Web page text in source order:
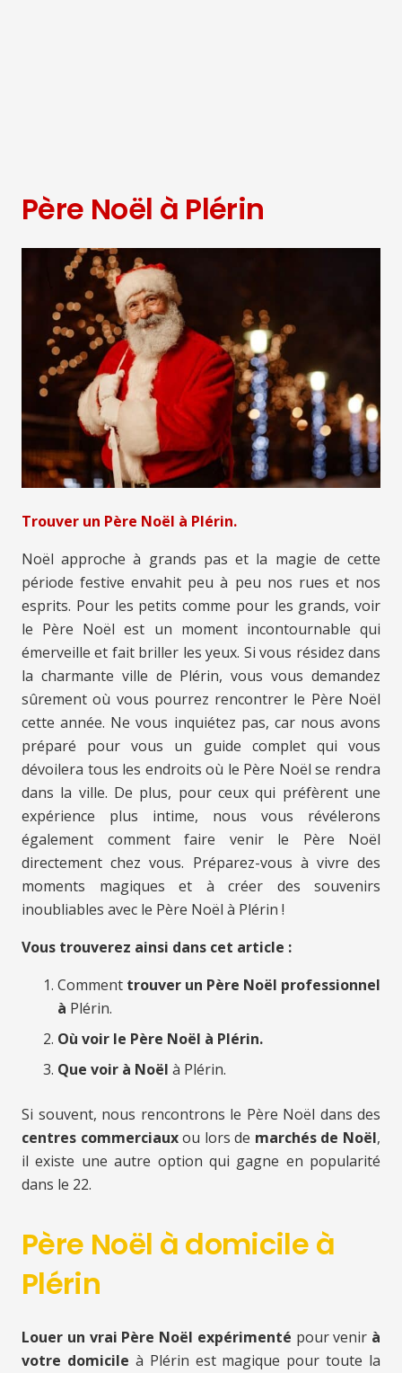
Père Noël à Plérin
Trouver un Père Noël à Plérin.
Noël approche à grands pas et la magie de cette
période festive envahit peu à peu nos rues et nos
esprits. Pour les petits comme pour les grands, voir
le Père Noël est un moment incontournable qui
émerveille et fait briller les yeux. Si vous résidez dans
la charmante ville de Plérin, vous vous demandez
sûrement où vous pourrez rencontrer le Père Noël
cette année. Ne vous inquiétez pas, car nous avons
préparé pour vous un guide complet qui vous
dévoilera tous les endroits où le Père Noël se rendra
dans la ville. De plus, pour ceux qui préfèrent une
expérience plus intime, nous vous révélerons
également comment faire venir le Père Noël
directement chez vous. Préparez-vous à vivre des
moments magiques et à créer des souvenirs
inoubliables avec le Père Noël à Plérin !
Vous trouverez ainsi dans cet article :
Comment trouver un Père Noël professionnel
à Plérin.
Où voir le Père Noël à Plérin.
Que voir à Noël à Plérin.
Si souvent, nous rencontrons le Père Noël dans des
centres commerciauxou lors de marchés de Noël,
il existe une autre option qui gagne en popularité
dans le 22.
Père Noël à domicile à
Plérin
Louer un vrai Père Noël expérimenté pour venir à
votre domicile à Plérin est magique pour toute la